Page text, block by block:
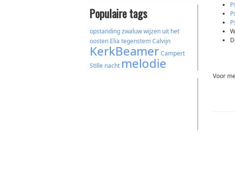
Populaire tags
opstandingzwaluwwijzen uit het
oosten Elia tegenstemCalvijn
KerkBeamerCampert
Stille nacht melodie
Voor